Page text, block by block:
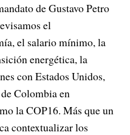
de Gustavo Petro
el
el salario mínimo, la
energética, la
con Estados Unidos,
Colombia en
la COP16. Más que un
contextualizar los